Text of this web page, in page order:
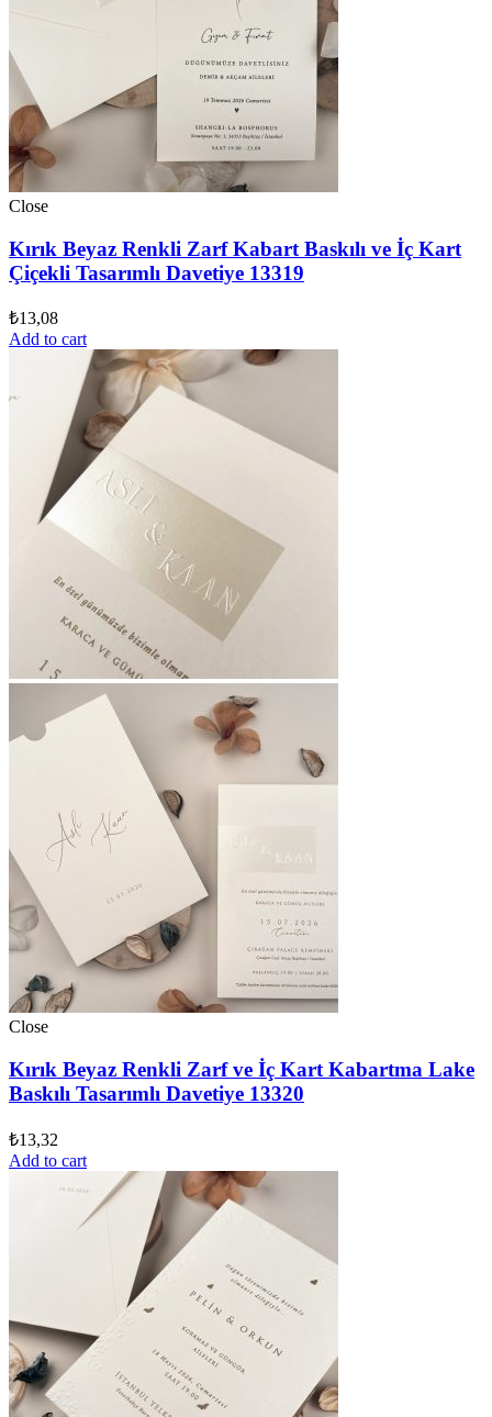
Close
Kırık Beyaz Renkli Zarf Kabart Baskılı ve İç Kart
Çiçekli Tasarımlı Davetiye 13319
₺13,08
Add to cart
Close
Kırık Beyaz Renkli Zarf ve İç Kart Kabartma Lake
Baskılı Tasarımlı Davetiye 13320
₺13,32
Add to cart